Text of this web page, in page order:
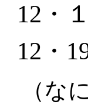
12 ・
12 ・
（な